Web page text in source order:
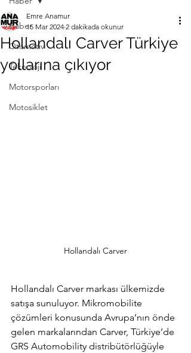
Haber
Otomotiv
Teknoloji
Motorsporları
Motosiklet
Hollandalı Carver Türkiye
yollarına çıkıyor
Emre Anamur
15 Mar 2024 2 dakikada okunur
Hollandalı Carver
Hollandalı Carver markası ülkemizde
satışa sunuluyor. Mikromobilite
çözümleri konusunda Avrupa’nın önde
gelen markalarından Carver, Türkiye’de
GRS Automobility distribütörlüğüyle